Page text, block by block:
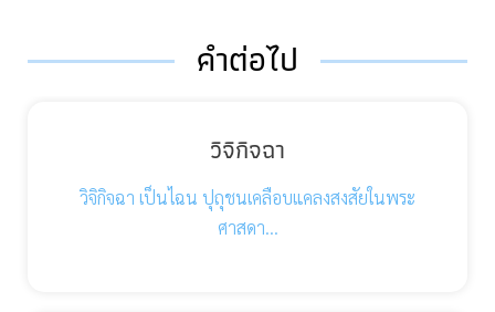
คำต่อไป
วิจิกิจฉา
วิจิกิจฉา เป็นไฉน ปุถุชนเคลือบแคลงสงสัยในพระ
ศาสดา…